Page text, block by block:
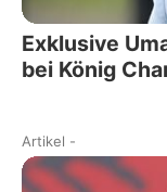
Exklusive
bei König
Artikel -